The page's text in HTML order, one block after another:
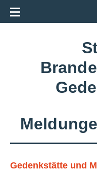
Gedenkstätte und